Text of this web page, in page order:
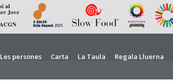
Les persones Carta La Taula Regala Lluerna